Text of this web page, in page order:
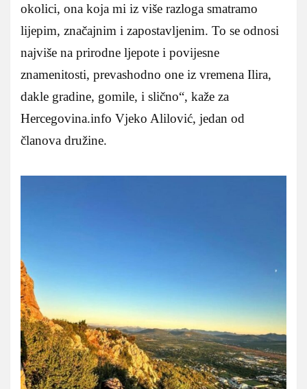
okolici, ona koja mi iz više razloga smatramo
lijepim, značajnim i zapostavljenim. To se odnosi
najviše na prirodne ljepote i povijesne
znamenitosti, prevashodno one iz vremena Ilira,
dakle gradine, gomile, i slično“, kaže za
Hercegovina.info Vjeko Alilović, jedan od
članova družine.